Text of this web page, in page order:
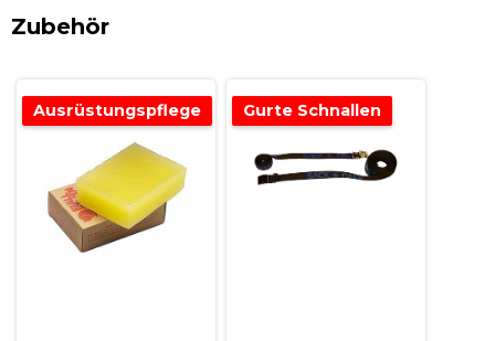
Zubehör
Ausrüstungspflege Gurte Schnallen